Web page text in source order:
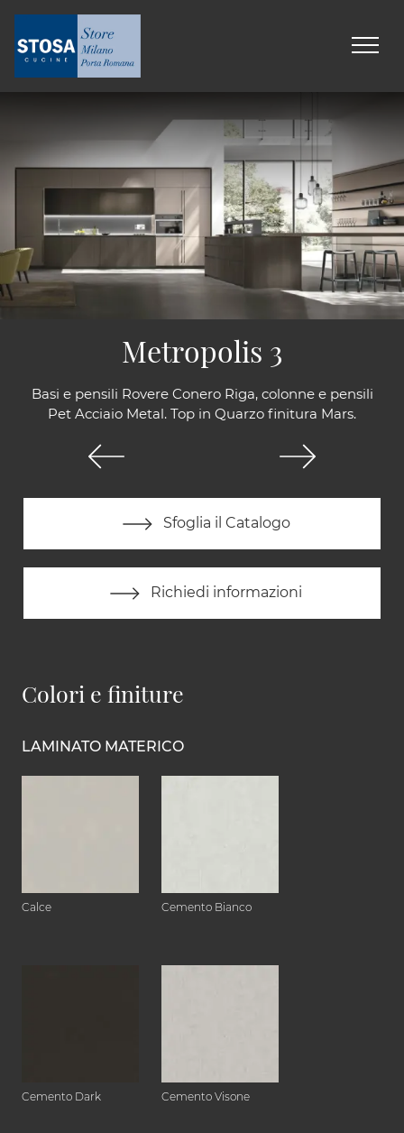
Basi e pensili Rovere Conero Riga, colonne e pensili
Pet Acciaio Metal. Top in Quarzo finitura Mars.
Sfoglia il Catalogo
Richiedi informazioni
Metropolis 3
Colori e finiture
LAMINATO MATERICO
Calce Cemento Bianco
Cemento Dark Cemento Visone